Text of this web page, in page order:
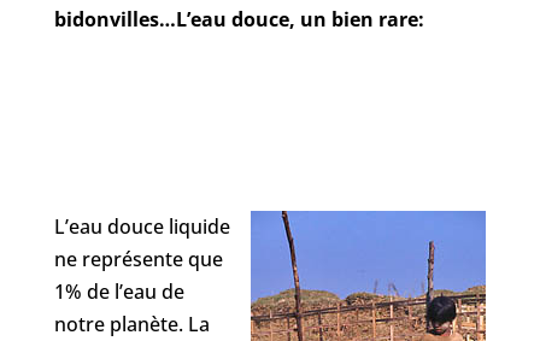
bidonvilles…L’eau douce, un bien rare:
L’eau douce liquide
ne représente que
1% de l’eau de
notre planète. La